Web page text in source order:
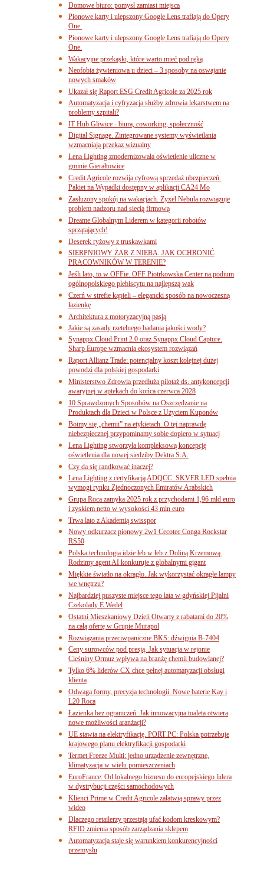
Domowe biuro: pomysł zamiast miejsca
Pionowe karty i ulepszony Google Lens trafiają do Opery
One.
Pionowe karty i ulepszony Google Lens trafiają do Opery
One.
Wakacyjne przekąski, które warto mieć pod ręką
Neofobia żywieniowa u dzieci – 3 sposoby na oswajanie
nowych smaków
Ukazał się Raport ESG Credit Agricole za 2025 rok
Automatyzacja i cyfryzacja służby zdrowia lekarstwem na
problemy szpitali?
IT Hub Gliwice - biura, coworking, społeczność
Digital Signage. Zintegrowane systemy wyświetlania
wzmacniają przekaz wizualny
Lena Lighting zmodernizowała oświetlenie uliczne w
gminie Gierałtowice
Credit Agricole rozwija cyfrową sprzedaż ubezpieczeń.
Pakiet na Wypadki dostępny w aplikacji CA24 Mo
Zasłużony spokój na wakacjach. Zyxel Nebula rozwiązuje
problem nadzoru nad siecią firmową
Dreame Globalnym Liderem w kategorii robotów
sprzątających!
Deserek ryżowy z truskawkami
SIERPNIOWY ŻAR Z NIEBA. JAK OCHRONIĆ
PRACOWNIKÓW W TERENIE?
Jeśli lato, to w OFFie. OFF Piotrkowska Center na podium
ogólnopolskiego plebiscytu na najlepszą wak
Czerń w strefie kąpieli – elegancki sposób na nowoczesną
łazienkę
Architektura z motoryzacyjną pasją
Jakie są zasady rzetelnego badania jakości wody?
Synappx Cloud Print 2.0 oraz Synappx Cloud Capture.
Sharp Europe wzmacnia ekosystem rozwiązań
Raport Allianz Trade: potencjalny koszt kolejnej dużej
powodzi dla polskiej gospodarki
Ministerstwo Zdrowia przedłuża pilotaż ds. antykoncepcji
awaryjnej w aptekach do końca czerwca 2028
10 Sprawdzonych Sposobów na Oszczędzanie na
Produktach dla Dzieci w Polsce z Użyciem Kuponów
Boimy się „chemii” na etykietach. O tej naprawdę
niebezpiecznej przypominamy sobie dopiero w sytuacj
Lena Lighting stworzyła kompleksową koncepcję
oświetlenia dla nowej siedziby Dektra S.A.
Czy da się randkować inaczej?
Lena Lighting z certyfikacją ADQCC. SKVER LED spełnia
wymogi rynku Zjednoczonych Emiratów Arabskich
Grupa Roca zamyka 2025 rok z przychodami 1,96 mld euro
i zyskiem netto w wysokości 43 mln euro
Trwa lato z Akademią swisspor
Nowy odkurzacz pionowy 2w1 Cecotec Conga Rockstar
RS50
Polska technologia idzie łeb w łeb z Doliną Krzemową.
Rodzimy agent AI konkuruje z globalnymi gigant
Miękkie światło na okrągło. Jak wykorzystać okrągłe lampy
we wnętrzu?
Najbardziej puszyste miejsce tego lata w gdyńskiej Pijalni
Czekolady E.Wedel
Ostatni Mieszkaniowy Dzień Otwarty z rabatami do 20%
na całą ofertę w Grupie Murapol
Rozwiązania przeciwpaniczne BKS: dźwignia B-7404
Ceny surowców pod presją. Jak sytuacja w rejonie
Cieśniny Ormuz wpływa na branżę chemii budowlanej?
Tylko 6% liderów CX chce pełnej automatyzacji obsługi
klienta
Odwaga formy, precyzja technologii. Nowe baterie Kay i
L20 Roca
Łazienka bez ograniczeń. Jak innowacyjna toaleta otwiera
nowe możliwości aranżacji?
UE stawia na elektryfikację. PORT PC: Polska potrzebuje
krajowego planu elektryfikacji gospodarki
Termet Freeze Multi: jedno urządzenie zewnętrzne,
klimatyzacja w wielu pomieszczeniach
EuroFrance: Od lokalnego biznesu do europejskiego lidera
w dystrybucji części samochodowych
Klienci Prime w Credit Agricole załatwią sprawy przez
wideo
Dlaczego retailerzy przestają ufać kodom kreskowym?
RFID zmienia sposób zarządzania sklepem
Automatyzacja staje się warunkiem konkurencyjności
przemysłu